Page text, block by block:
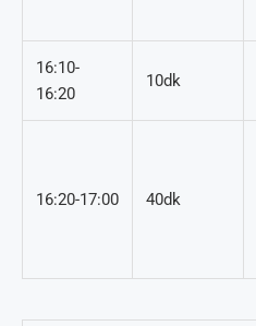
16:10-
16:20
10dk
16:20-17:00 40dk